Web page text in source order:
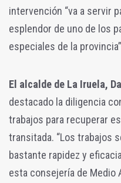
intervención “va a servir
esplendor de uno de los
especiales de la
El alcalde de La Iruela,
destacado la diligencia
trabajos para recuperar
transitada. “Los trabajos
bastante rapidez y
esta consejería de Medio